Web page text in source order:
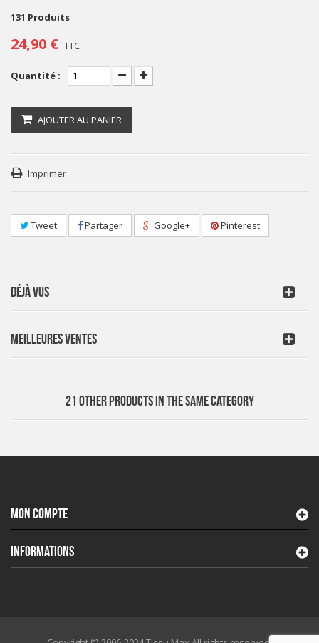
131 Produits
24,90 € TTC
Quantité :
AJOUTER AU PANIER
Imprimer
Tweet Partager Google+ Pinterest
DÉJÀ VUS
MEILLEURES VENTES
21 OTHER PRODUCTS IN THE SAME CATEGORY
MON COMPTE
INFORMATIONS